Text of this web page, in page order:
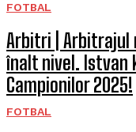
FOTBAL
Arbitri | Arbitrajul
înalt nivel. Istvan
Campionilor 2025!
FOTBAL